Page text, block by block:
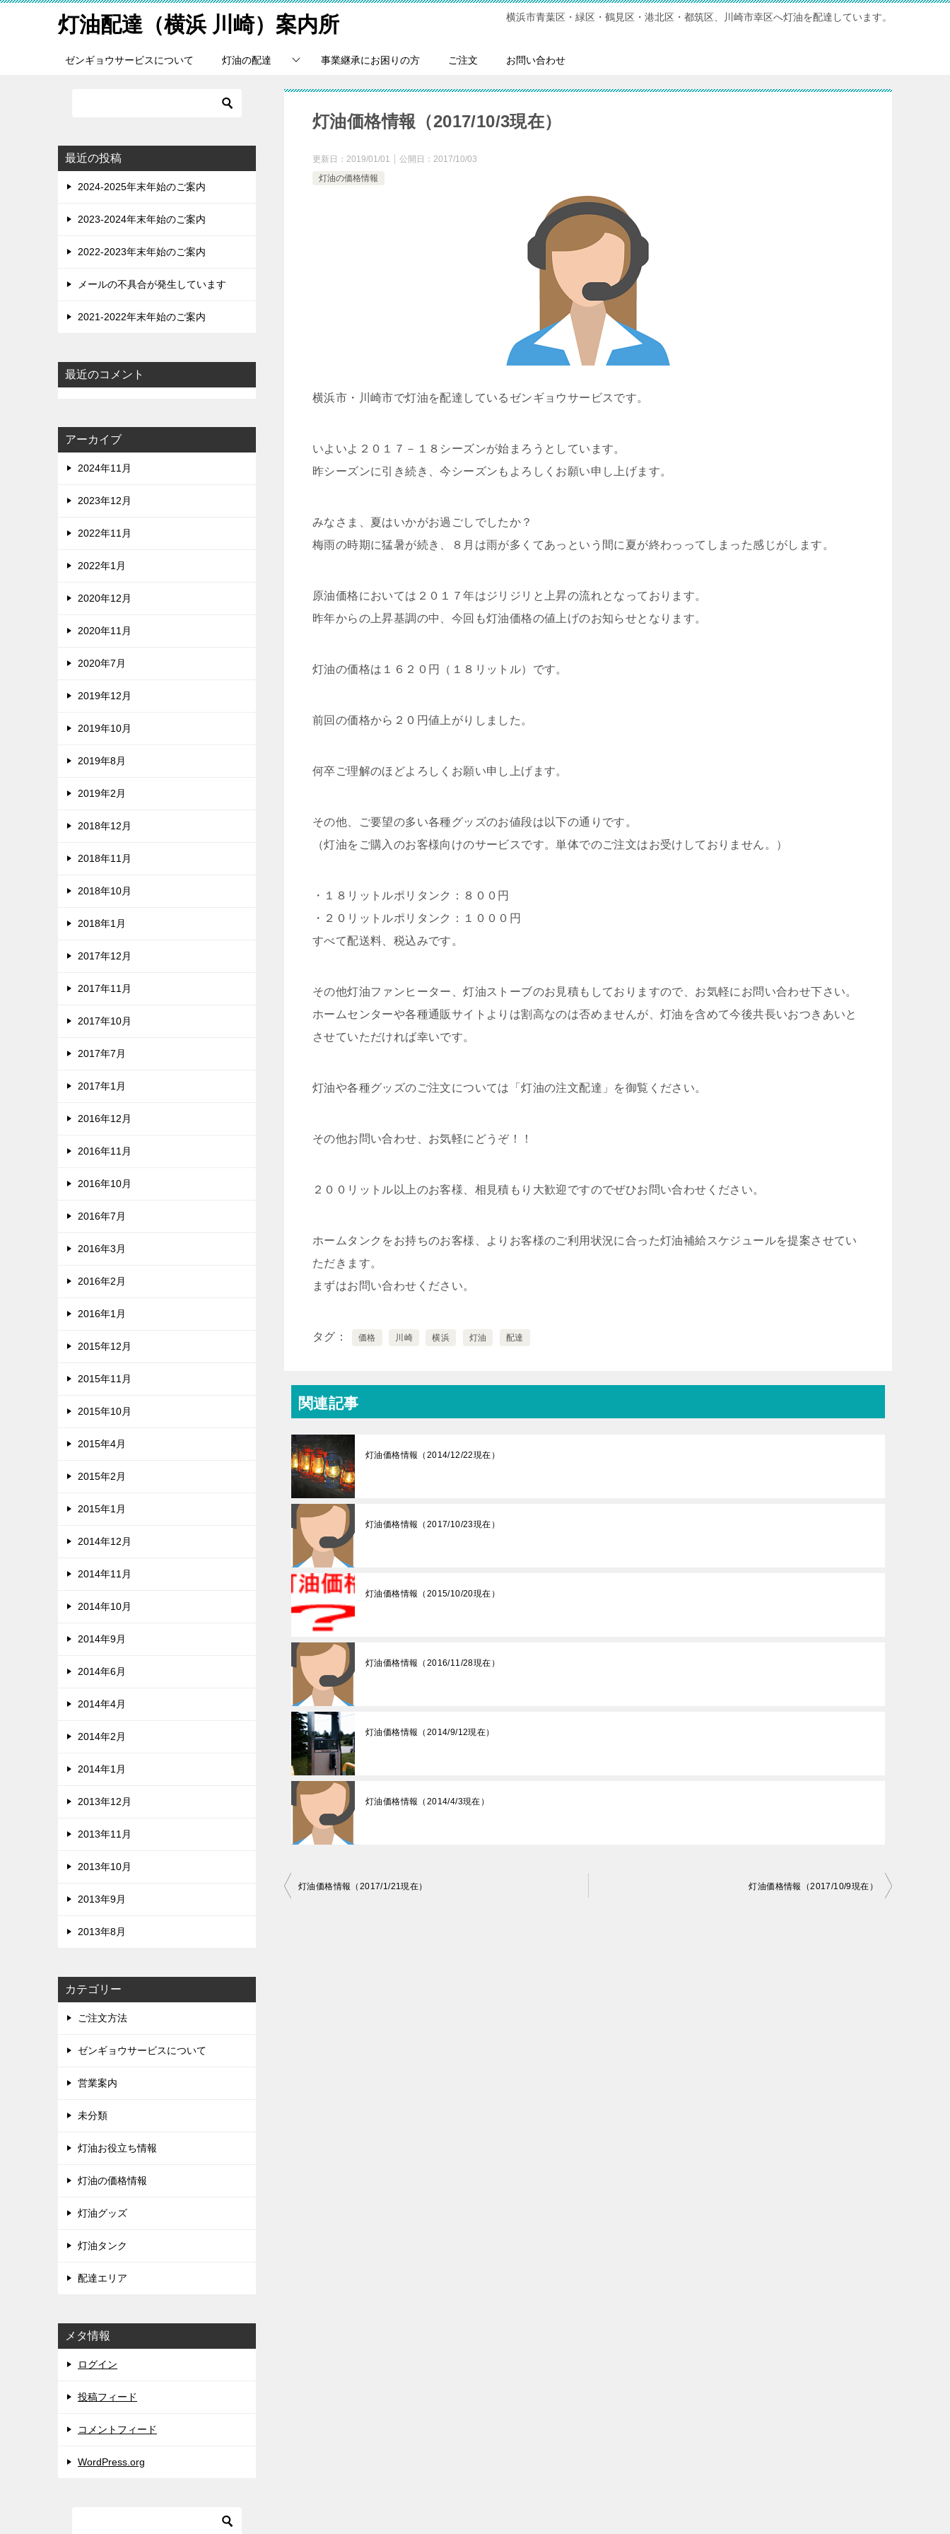
灯油配達（横浜 川崎）案内所 横浜市青葉区・緑区・鶴見区・港北区・都筑区、川崎市幸区へ灯油を配達しています。
ゼンギョウサービスについて 灯油の配達 事業継承にお困りの方 ご注文 お問い合わせ
灯油価格情報（2017/10/3現在）
更新日： 2019/01/01 公開日： 2017/10/03
灯油の価格情報
横浜市・川崎市で灯油を配達しているゼンギョウサービスです。
いよいよ２０１７－１８シーズンが始まろうとしています。
昨シーズンに引き続き、今シーズンもよろしくお願い申し上げます。
みなさま、夏はいかがお過ごしでしたか？
梅雨の時期に猛暑が続き、８月は雨が多くてあっという間に夏が終わっってしまった感じがします。
原油価格においては２０１７年はジリジリと上昇の流れとなっております。
昨年からの上昇基調の中、今回も灯油価格の値上げのお知らせとなります。
灯油の価格は１６２０円（１８リットル）です。
前回の価格から２０円値上がりしました。
何卒ご理解のほどよろしくお願い申し上げます。
その他、ご要望の多い各種グッズのお値段は以下の通りです。
（灯油をご購入のお客様向けのサービスです。単体でのご注文はお受けしておりません。）
・１８リットルポリタンク：８００円
・２０リットルポリタンク：１０００円
すべて配送料、税込みです。
その他灯油ファンヒーター、灯油ストーブのお見積もしておりますので、お気軽にお問い合わせ下さい。
ホームセンターや各種通販サイトよりは割高なのは否めませんが、灯油を含めて今後共長いおつきあいと
させていただければ幸いです。
灯油や各種グッズのご注文については「灯油の注文配達」を御覧ください。
その他お問い合わせ、お気軽にどうぞ！！
２００リットル以上のお客様、相見積もり大歓迎ですのでぜひお問い合わせください。
ホームタンクをお持ちのお客様、よりお客様のご利用状況に合った灯油補給スケジュールを提案させてい
ただきます。
まずはお問い合わせください。
タグ 価格 川崎 横浜 灯油 配達
関連記事
灯油価格情報（2014/12/22現在）
灯油価格情報（2017/10/23現在）
灯油価格情報（2015/10/20現在）
灯油価格情報（2016/11/28現在）
灯油価格情報（2014/9/12現在）
灯油価格情報（2014/4/3現在）
投灯油価格情報（2017/1/21現在） 灯油価格情報（2017/10/9現在）
最近の投稿
2024-2025年末年始のご案内
2023-2024年末年始のご案内
2022-2023年末年始のご案内
メールの不具合が発生しています
2021-2022年末年始のご案内
最近のコメント
アーカイブ
2024年11月
2023年12月
2022年11月
2022年1月
2020年12月
2020年11月
2020年7月
2019年12月
2019年10月
2019年8月
2019年2月
2018年12月
2018年11月
2018年10月
2018年1月
2017年12月
2017年11月
2017年10月
2017年7月
2017年1月
2016年12月
2016年11月
2016年10月
2016年7月
2016年3月
2016年2月
2016年1月
2015年12月
2015年11月
2015年10月
2015年4月
2015年2月
2015年1月
2014年12月
2014年11月
2014年10月
2014年9月
2014年6月
2014年4月
2014年2月
2014年1月
2013年12月
2013年11月
2013年10月
2013年9月
2013年8月
カテゴリー
ご注文方法
ゼンギョウサービスについて
営業案内
未分類
灯油お役立ち情報
灯油の価格情報
灯油グッズ
灯油タンク
配達エリア
メタ情報
ログイン
投稿フィード
コメントフィード
WordPress.org